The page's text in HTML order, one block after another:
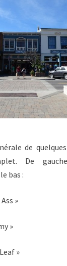
de
De
bas :
»
»
»